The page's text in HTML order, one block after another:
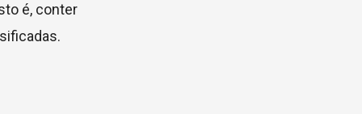
é, conter